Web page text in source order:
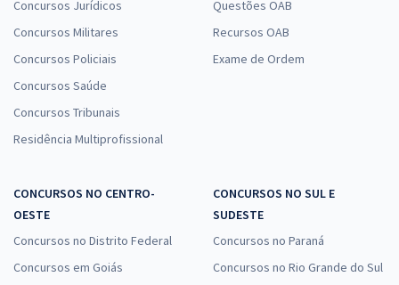
Concursos Jurídicos
Concursos Militares
Concursos Policiais
Concursos Saúde
Concursos Tribunais
Residência Multiprofissional
Questões OAB
Recursos OAB
Exame de Ordem
CONCURSOS NO CENTRO-
OESTE
Concursos no Distrito Federal
Concursos em Goiás
CONCURSOS NO SUL E
SUDESTE
Concursos no Paraná
Concursos no Rio Grande do Sul